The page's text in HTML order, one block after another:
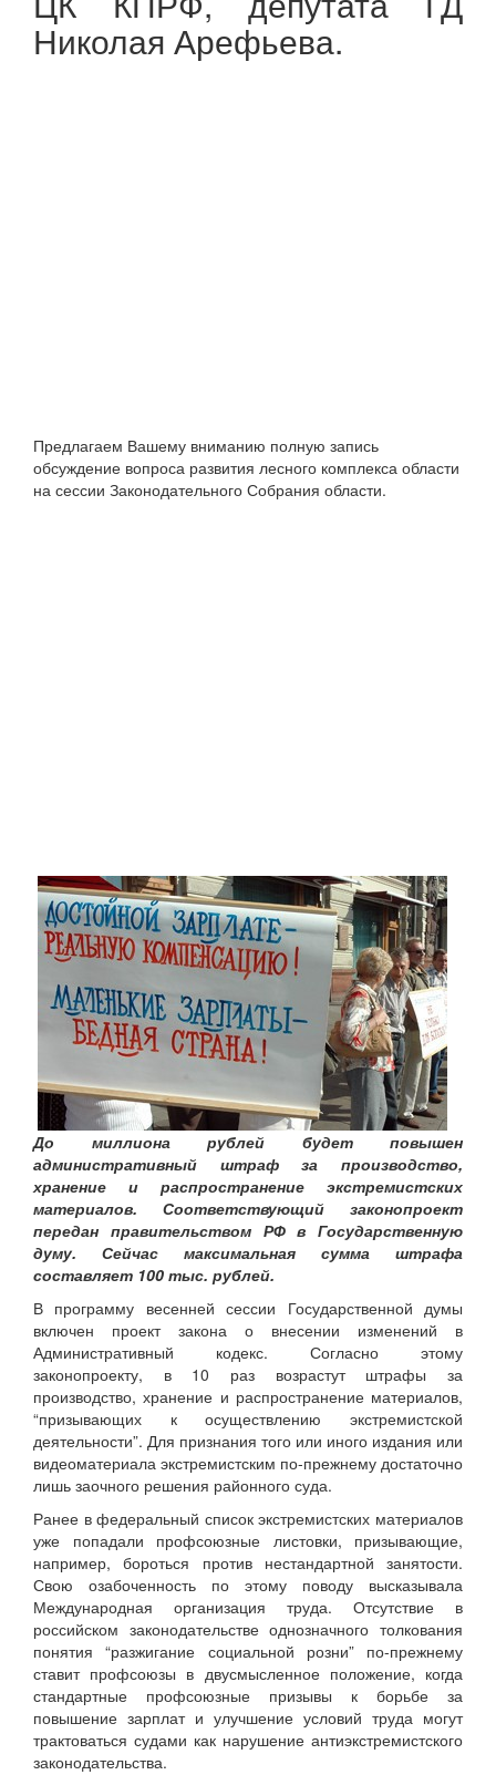
Николая Арефьева.
Предлагаем Вашему вниманию полную запись
обсуждение вопроса развития лесного комплекса области
на сессии Законодательного Собрания области.
До миллиона рублей будет повышен
административный штраф за производство,
хранение и распространение экстремистских
материалов. Соответствующий законопроект
передан правительством РФ в Государственную
думу. Сейчас максимальная сумма штрафа
составляет 100 тыс. рублей.
В программу весенней сессии Государственной думы
включен проект закона о внесении изменений в
Административный кодекс. Согласно этому
законопроекту, в 10 раз возрастут штрафы за
производство, хранение и распространение материалов,
“призывающих к осуществлению экстремистской
деятельности”. Для признания того или иного издания или
видеоматериала экстремистским по-прежнему достаточно
лишь заочного решения районного суда.
Ранее в федеральный список экстремистских материалов
уже попадали профсоюзные листовки, призывающие,
например, бороться против нестандартной занятости.
Свою озабоченность по этому поводу высказывала
Международная организация труда. Отсутствие в
российском законодательстве однозначного толкования
понятия “разжигание социальной розни” по-прежнему
ставит профсоюзы в двусмысленное положение, когда
стандартные профсоюзные призывы к борьбе за
повышение зарплат и улучшение условий труда могут
трактоваться судами как нарушение антиэкстремистского
законодательства.